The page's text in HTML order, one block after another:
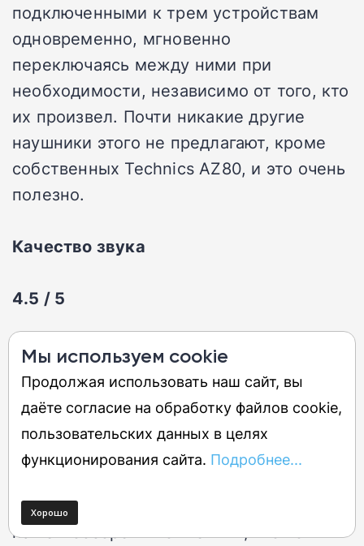
подключенными к трем устройствам
одновременно, мгновенно
переключаясь между ними при
необходимости, независимо от того, кто
их произвел. Почти никакие другие
наушники этого не предлагают, кроме
собственных Technics AZ80, и это очень
полезно.
Качество звука
4.5 / 5
Качество звука Technics EAH-AZ100
чертовски потрясающее, особенно для
пары наушников, конкурирующих по
цене с другими массовыми
премиальными моделями, а не с
оборудованием по заоблачным ценам. В
нашем обзоре мы отметили, что «они
Мы используем cookie
Продолжая использовать наш сайт, вы
даёте согласие на обработку файлов cookie,
пользовательских данных в целях
функционирования сайта. Подробнее...